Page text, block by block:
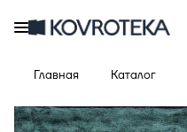
Главная Каталог